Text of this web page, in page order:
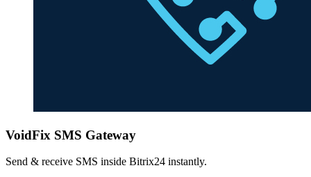
VoidFix SMS Gateway
Send & receive SMS inside Bitrix24 instantly.